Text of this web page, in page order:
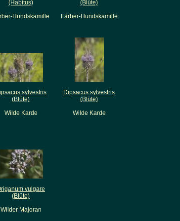
(Habitus)
Hundskamille
(Blüte)
Färber-Hundskamille
sylvestris
(Blüte)
Wilde Karde
Dipsacus sylvestris
(Blüte)
Wilde Karde
vulgare
(Blüte)
Wilder Majoran